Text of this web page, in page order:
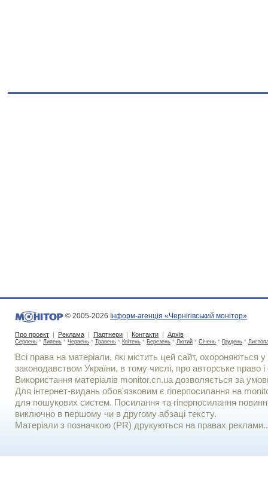
© 2005-2026 Інформ-агенція «Чернігівський монітор»
Про проект | Реклама | Партнери | Контакти | Архів :
Серпень * Липень * Червень * Травень * Квітень * Березень * Лютий * Січень * Грудень *
Всі права на матеріали, які містить цей сайт, охороняються у
законодавством України, в тому числі, про авторське право і
Використання матерiалiв monitor.cn.ua дозволяється за
Для iнтернет-видань обов'язковим є гiперпосилання на
для пошукових систем. Посилання та гіперпосилання
виключно в першому чи в другому абзаці тексту.
Матеріали з позначкою (PR) друкуються на правах реклами..